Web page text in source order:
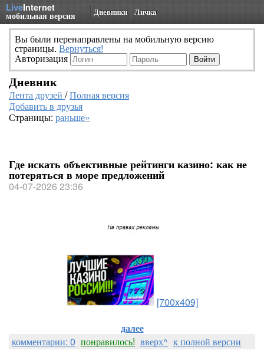
LiveInternet
мобильная версия Дневники Личка
Вы были перенаправлены на мобильную версию
страницы. Вернуться!
Авторизация
Дневник
Лента друзей /Полная версия
Добавить в друзья
Страницы: раньше»
Где искать объективные рейтинги казино: как не
потеряться в море предложений
04-07-2026 23:36
[700x409]
далее
комментарии: 0 понравилось! вверх^ к полной версии